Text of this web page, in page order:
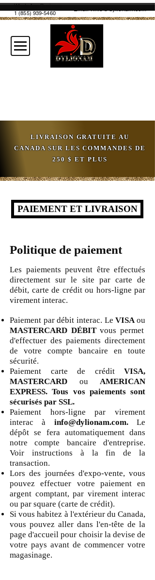
WhatsApp Business
1 (855) 939-5460
Email :info@dylionam.com
LIVRAISON GRATUITE AU
CANADA SUR LES COMMANDES DE
250 $ ET PLUS
PAIEMENT ET LIVRAISON
Politique de paiement
Les paiements peuvent être effectués
directement sur le site par carte de
débit, carte de crédit ou hors-ligne par
virement interac.
Paiement par débit interac. LeVISAou
MASTERCARD DÉBIT vous permet
d'effectuer des paiements directement
de votre compte bancaire en toute
sécurité.
Paiement carte de crédit VISA,
MASTERCARD ou AMERICAN
EXPRESS. Tous vos paiements sont
sécurisés par SSL.
Paiement hors-ligne par virement
interac à info@dylionam.com.Le
dépôt se fera automatiquement dans
notre compte bancaire d'entreprise.
Voir instructions à la fin de la
transaction.
Lors des journées d'expo-vente, vous
pouvez effectuer votre paiement en
argent comptant, par virement interac
ou par square (carte de crédit).
Si vous habitez à l'extérieur du Canada,
vous pouvez aller dans l'en-tête de la
page d'accueil pour choisir la devise de
votre pays avant de commencer votre
magasinage.